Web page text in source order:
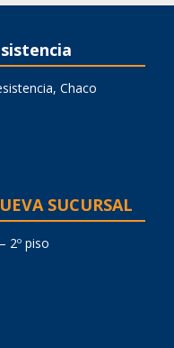
$ 57.772,18.
Chaco
SUCURSAL
2º piso